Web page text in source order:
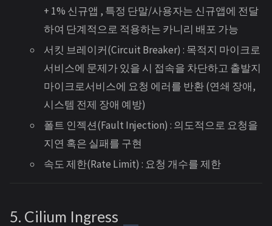
+ 1% 신규앱 , 특정 단말/사용자는 신규앱에 전달
하여 단계적으로 적용하는 카니리 배포 가능
서킷 브레이커(Circuit Breaker) : 목적지 마이크로
서비스에 문제가 있을 시 접속을 차단하고 출발지
마이크로서비스에 요청 에러를 반환 (연쇄 장애,
시스템 전제 장애 예방)
폴트 인젝션(Fault Injection) : 의도적으로 요청을
지연 혹은 실패를 구현
속도 제한(Rate Limit) : 요청 개수를 제한
5. Cilium Ingress